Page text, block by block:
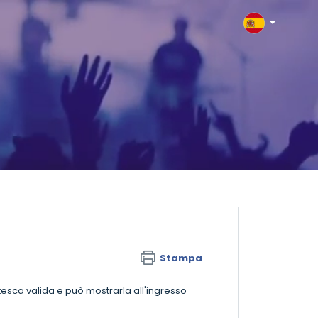
Stampa
valida e può mostrarla all'ingresso